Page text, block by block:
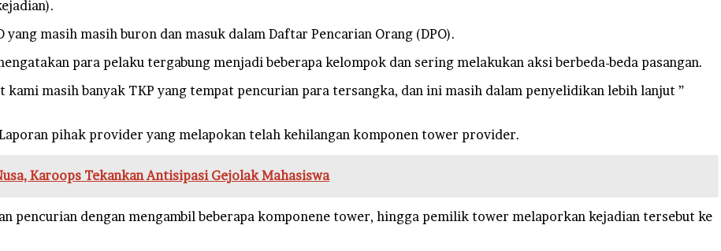
masih masih buron dan masuk dalam Daftar Pencarian Orang (DPO).
para pelaku tergabung menjadi beberapa kelompok dan sering melakukan aksi berbeda-beda pasangan.
masih banyak TKP yang tempat pencurian para tersangka, dan ini masih dalam penyelidikan lebih lanjut ”
pihak provider yang melapokan telah kehilangan komponen tower provider.
Karoops Tekankan Antisipasi Gejolak Mahasiswa
pencurian dengan mengambil beberapa komponene tower, hingga pemilik tower melaporkan kejadian tersebut ke